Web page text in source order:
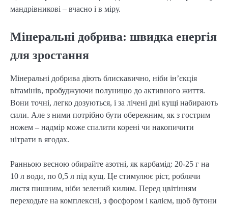
мандрівникові – вчасно і в міру.
Мінеральні добрива: швидка енергія
для зростання
Мінеральні добрива діють блискавично, ніби ін’єкція
вітамінів, пробуджуючи полуницю до активного життя.
Вони точні, легко дозуються, і за лічені дні кущі набирають
сили. Але з ними потрібно бути обережним, як з гострим
ножем – надмір може спалити корені чи накопичити
нітрати в ягодах.
Ранньою весною обирайте азотні, як карбамід: 20-25 г на
10 л води, по 0,5 л під кущ. Це стимулює ріст, роблячи
листя пишним, ніби зелений килим. Перед цвітінням
переходьте на комплексні, з фосфором і калієм, щоб бутони